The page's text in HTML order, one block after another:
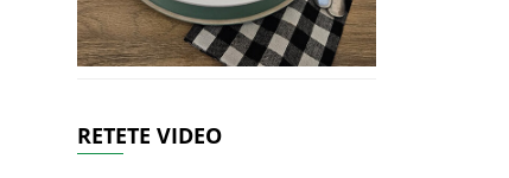
RETETE VIDEO